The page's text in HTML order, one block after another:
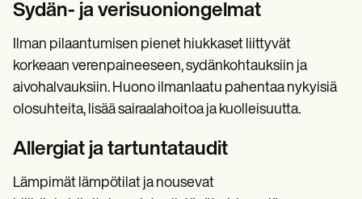
Sydän- ja verisuoniongelmat
Ilman pilaantumisen pienet hiukkaset liittyvät
korkeaan verenpaineeseen, sydänkohtauksiin ja
aivohalvauksiin. Huono ilmanlaatu pahentaa nykyisiä
olosuhteita, lisää sairaalahoitoa ja kuolleisuutta.
Allergiat ja tartuntataudit
Lämpimät lämpötilat ja nousevat